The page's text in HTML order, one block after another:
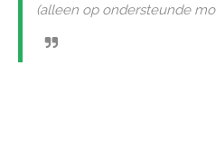
(alleen op ondersteunde